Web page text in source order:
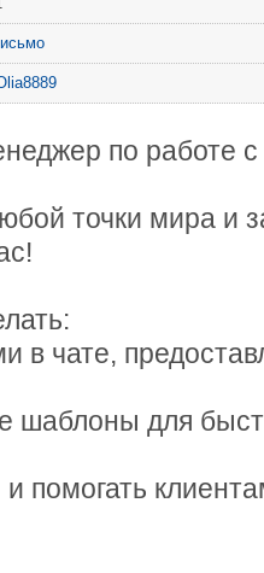
по работе
точки мира и
в чате,
шаблоны для
помогать